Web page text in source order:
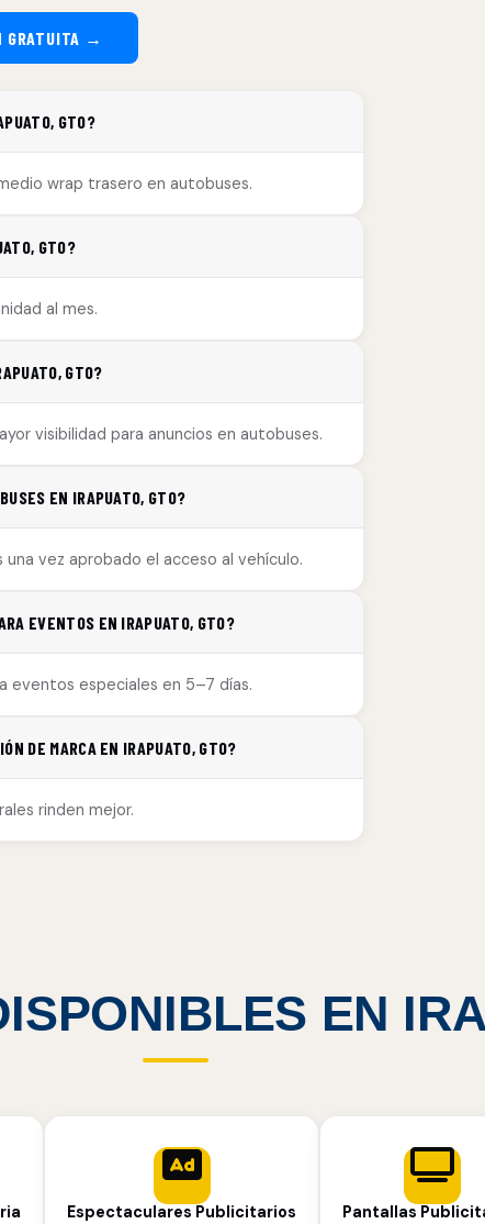
GRATUITA →
GTO?
wrap trasero en autobuses.
GTO?
al mes.
GTO?
visibilidad para anuncios en autobuses.
EN IRAPUATO, GTO?
vez aprobado el acceso al vehículo.
EVENTOS EN IRAPUATO, GTO?
eventos especiales en 5–7 días.
DE MARCA EN IRAPUATO, GTO?
rinden mejor.
EN
Espectaculares Publicitarios Pantallas